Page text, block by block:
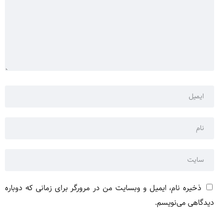
ذخیره نام، ایمیل و وبسایت من در مرورگر برای زمانی که دوباره
دیدگاهی می‌نویسم.